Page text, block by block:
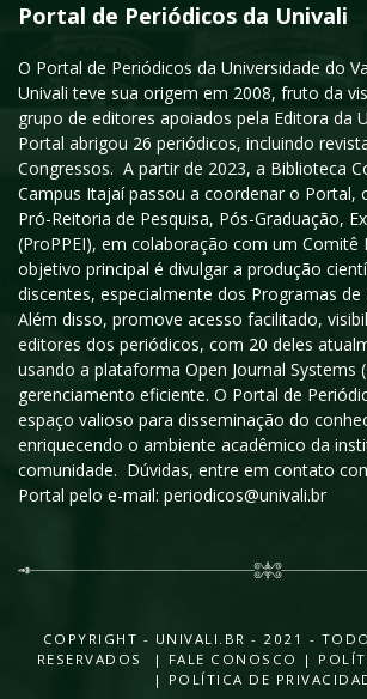
Portal de Periódicos da Univali
O Portal de Periódicos da Universidade do
Univali teve sua origem em 2008, fruto da
grupo de editores apoiados pela Editora da
Portal abrigou 26 periódicos, incluindo
Congressos. A partir de 2023, a Biblioteca
Campus Itajaí passou a coordenar o Portal,
Pró-Reitoria de Pesquisa, Pós-Graduação,
(ProPPEI), em colaboração com um Comitê
objetivo principal é divulgar a produção
discentes, especialmente dos Programas de
Além disso, promove acesso facilitado,
editores dos periódicos, com 20 deles
usando a plataforma Open Journal Systems
gerenciamento eficiente. O Portal de
espaço valioso para disseminação do
enriquecendo o ambiente acadêmico da
comunidade. Dúvidas, entre em contato
Portal pelo e-mail: periodicos@univali.br
COPYRIGHT - UNIVALI.BR - 2021 -
RESERVADOS |
FALE CONOSCO |
| POLÍTICA DE